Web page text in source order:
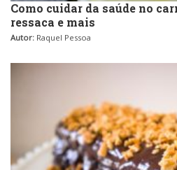
Como cuidar da saúde no
ressaca e mais
Autor: Raquel Pessoa